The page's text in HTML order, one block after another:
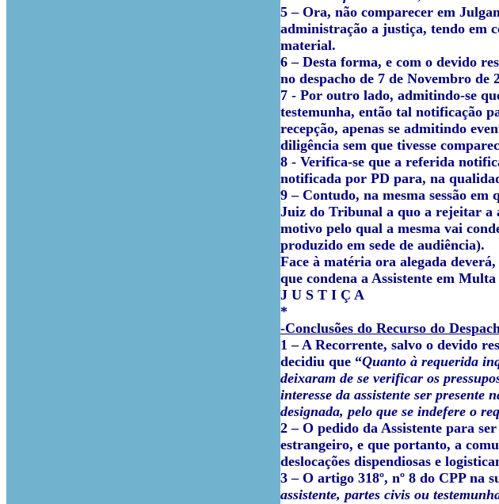
5 – Ora, não comparecer em
administração a justiça, tendo em
material.
6 – Desta forma, e com o devido
no despacho de 7 de Novembro de
7 - Por outro lado, admitindo-se
testemunha, então tal notificação
recepção, apenas se admitindo
diligência sem que tivesse
8 - Verifica-se que a referida
notificada por PD para, na
9 – Contudo, na mesma sessão
Juiz do Tribunal a quo a rejeitar a
motivo pelo qual a mesma vai
produzido em sede de audiência).
Face à matéria ora alegada
que condena a Assistente em
J U S T I Ç A
*
-Conclusões do Recurso do
1 – A Recorrente, salvo o devido
decidiu que “Quanto à requerida
deixaram de se verificar os
interesse da assistente ser presente
designada, pelo que se indefere o
2 – O pedido da Assistente para
estrangeiro, e que portanto, a
deslocações dispendiosas e
3 – O artigo 318º, nº 8 do CPP na
assistente, partes civis ou